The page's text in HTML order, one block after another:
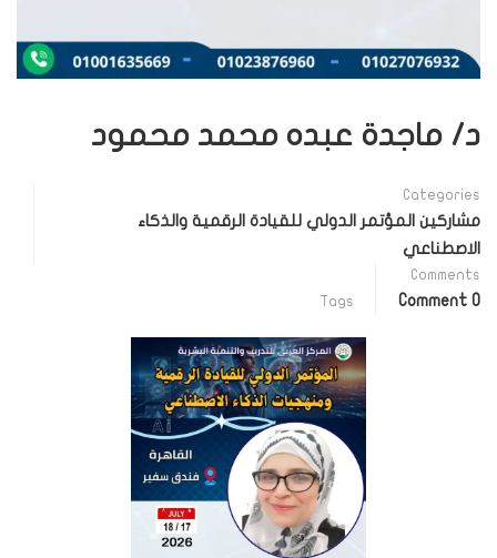
د/ ماجدة عبده محمد محمود
Categories
مشاركين المؤتمر الدولي للقيادة الرقمية والذكاء
الاصطناعي
Comments
0 Comment
Tags